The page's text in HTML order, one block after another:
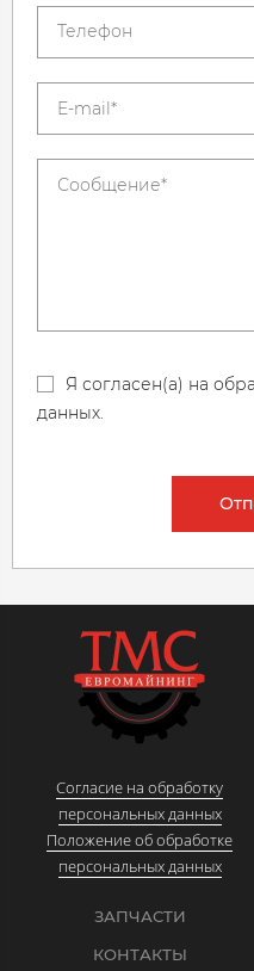
Я согласен(а) на
данных.
Согласие на обработку
персональных данных
Положение об обработке
персональных данных
ЗАПЧАСТИ
КОНТАКТЫ